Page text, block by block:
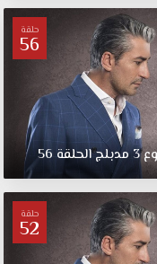
حلقة
56
3 مدبلجالحلقة 56
حلقة
52